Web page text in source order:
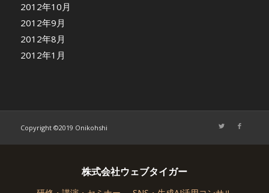
2012年10月
2012年9月
2012年8月
2012年1月
Copyright ©2019 Onikohshi
株式会社ウェブタイガー